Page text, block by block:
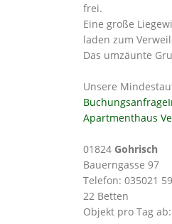
frei.
Eine große
laden zum
Das umzäunte
Unsere
Buchungsanfrage
Apartmenthaus
01824 Gohrisch
Bauerngasse 97
Telefon: 035021
22 Betten
Objekt pro Tag ab: